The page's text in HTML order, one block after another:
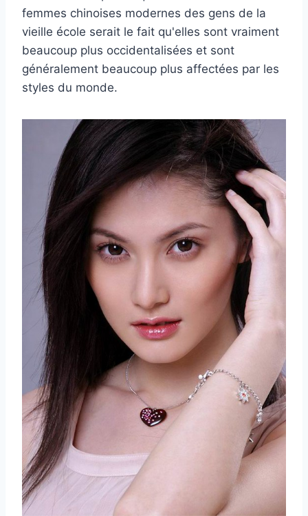
femmes chinoises modernes des gens de la
vieille école serait le fait qu'elles sont vraiment
beaucoup plus occidentalisées et sont
généralement beaucoup plus affectées par les
styles du monde.